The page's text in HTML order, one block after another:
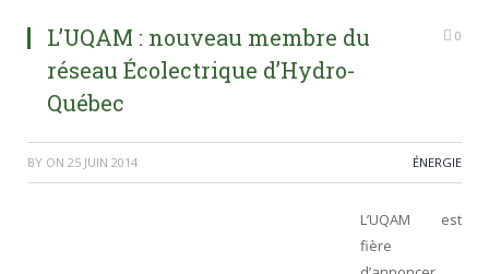
L’UQAM : nouveau membre du
réseau Écolectrique d’Hydro-
Québec
0
BY ON 25 JUIN 2014 ÉNERGIE
L’UQAM est
fière